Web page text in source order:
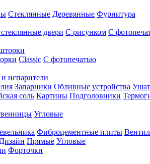
Стеклянные Деревянные Фурнитура
двери С рисунком С
Classic С фотопечатью
испарители
Запарники Обливные устройства
соль Картины Подголовники
Угловые
Фиброцементные плиты
Прямые Угловые
Форточки